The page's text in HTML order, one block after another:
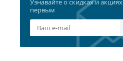
Узнавайте о скидках и акциях
первым